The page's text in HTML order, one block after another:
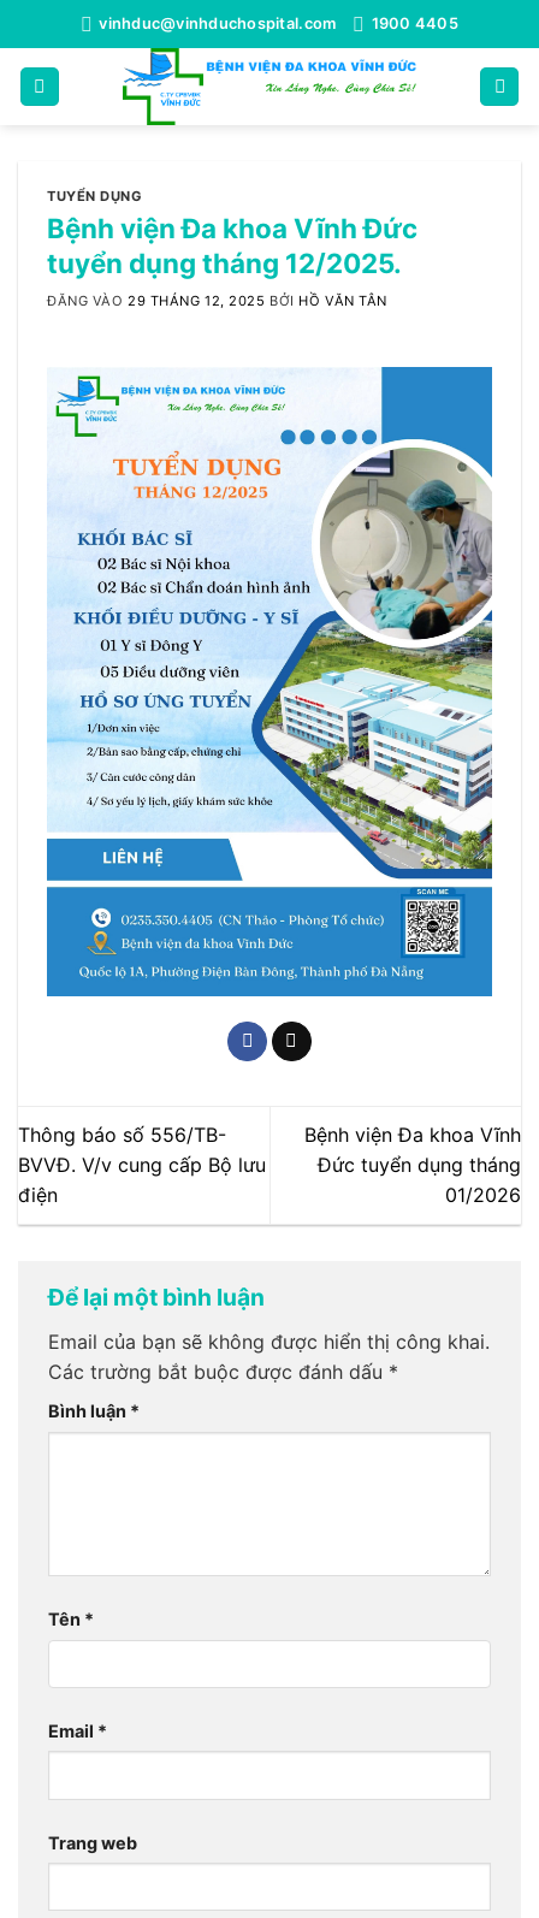
qua
nội
dung
vinhduc@vinhduchospital.com 1900 4405
TUYỂN DỤNG
Bệnh viện Đa khoa Vĩnh Đức
tuyển dụng tháng 12/2025.
ĐĂNG VÀO 29 THÁNG 12, 2025 BỞI HỒ VĂN TÂN
Thông báo số 556/TB-
BVVĐ. V/v cung cấp Bộ lưu
điện
Bệnh viện Đa khoa Vĩnh
Đức tuyển dụng tháng
01/2026
Để lại một bình luận
Email của bạn sẽ không được hiển thị công khai.
Các trường bắt buộc được đánh dấu *
Bình luận *
Tên *
Email *
Trang web